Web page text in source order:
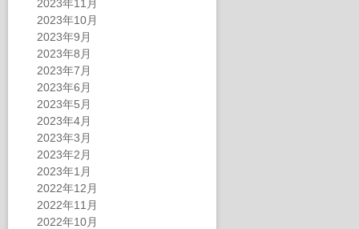
2023年11月
2023年10月
2023年9月
2023年8月
2023年7月
2023年6月
2023年5月
2023年4月
2023年3月
2023年2月
2023年1月
2022年12月
2022年11月
2022年10月